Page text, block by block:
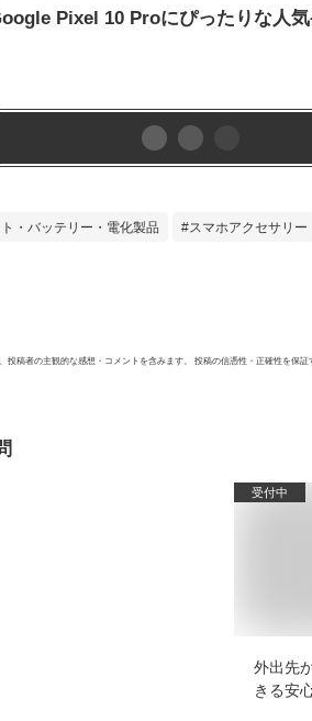
Pixel 10 Proにぴったりな人気
・バッテリー・電化製品 スマホアクセサリー
投稿者の主観的な感想・コメントを含みます。 投稿の信憑性・正確性を保
受付中
外出先
きる安